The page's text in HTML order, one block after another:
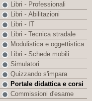
Libri - Professionali
Libri - Abilitazioni
Libri - IT
Libri - Tecnica stradale
Modulistica e oggettistica
Libri - Schede mobili
Simulatori
Quizzando s'impara
Portale didattica e corsi
Commissioni d'esame